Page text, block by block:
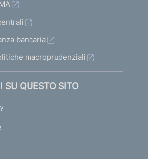
bancaria
macroprudenziali
SU QUESTO SITO